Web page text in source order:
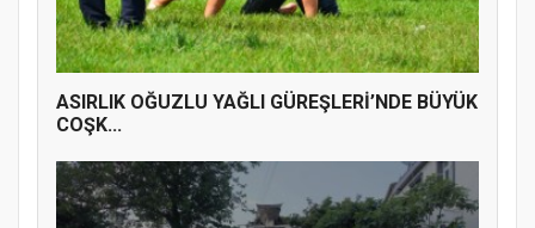
ASIRLIK OĞUZLU YAĞLI GÜREŞLERİ’NDE BÜYÜK
COŞK...